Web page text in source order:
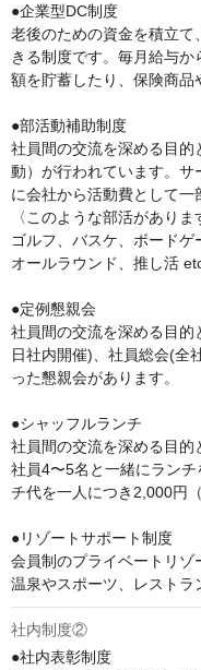
●企業型DC制度
老後のための資金を積立
きる制度です。毎月給与
額を貯蓄したり、保険商品
●部活動補助制度
社員間の交流を深める目
動）が行われています。サ
に会社から活動費として一
〈このような部活がありま
ゴルフ、バスケ、ボードゲ
オールラウンド、推し活
●定例懇親会
社員間の交流を深める目
日社内開催)、社員総会(全
った懇親会があります。
●シャッフルランチ
社員間の交流を深める目
社員4〜5名と一緒にラン
チ代を一人につき2,000円
●リゾートサポート制度
会員制のプライベートリゾ
温泉やスポーツ、レストラ
社内制度②
●社内表彰制度